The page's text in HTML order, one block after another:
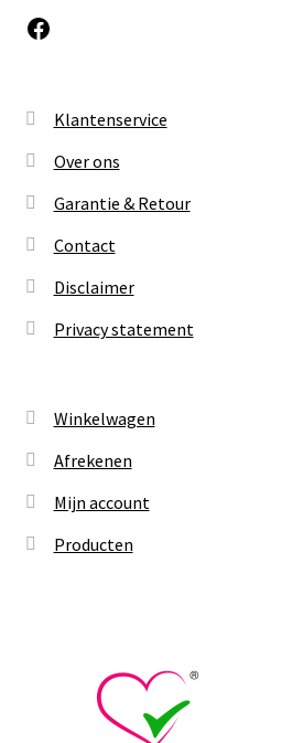
Facebook
Klantenservice
Over ons
Garantie & Retour
Contact
Disclaimer
Privacy statement
Winkelwagen
Afrekenen
Mijn account
Producten